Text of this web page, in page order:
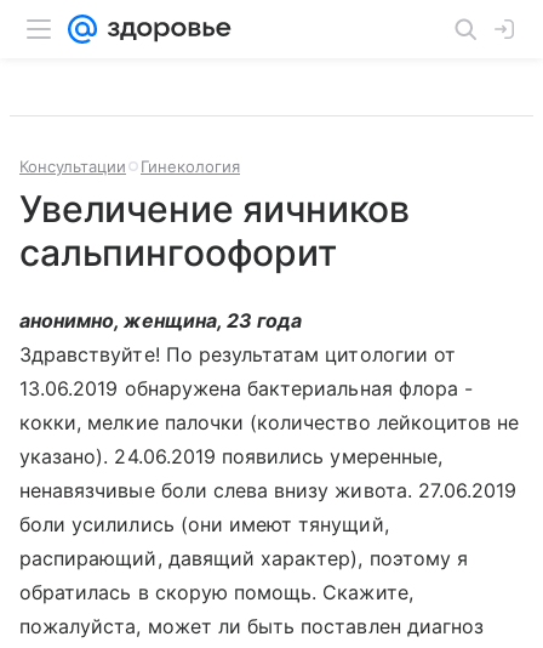
Консультации Гинекология
Увеличение яичников
сальпингоофорит
анонимно, женщина, 23 года
Здравствуйте! По результатам цитологии от
13.06.2019 обнаружена бактериальная флора -
кокки, мелкие палочки (количество лейкоцитов не
указано). 24.06.2019 появились умеренные,
ненавязчивые боли слева внизу живота. 27.06.2019
боли усилились (они имеют тянущий,
распирающий, давящий характер), поэтому я
обратилась в скорую помощь. Скажите,
пожалуйста, может ли быть поставлен диагноз